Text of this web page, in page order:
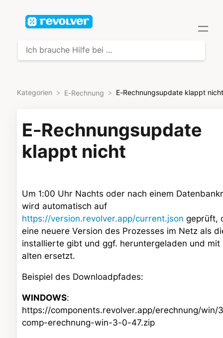
Kategorien ​E-Rechnung E-Rechnungsupdate klappt nicht
E-Rechnungsupdate
klappt nicht
Um 1:00 Uhr Nachts oder nach einem
wird automatisch auf
https://version.revolver.app/current.json geprüft,
eine neuere Version des Prozesses im Netz als
installierte gibt und ggf. heruntergeladen und mit
alten ersetzt.
Beispiel des Downloadpfades:
WINDOWS:
https://components.revolver.app/erechnung/win/
comp-erechnung-win-3-0-47.zip